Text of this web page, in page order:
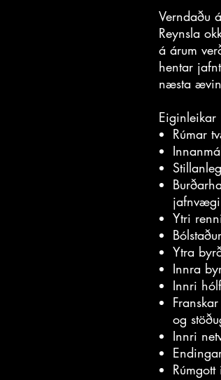
Verndaðu
Reynsla
á árum
hentar
næsta
Eiginleikar
Rúmar
Ytri
Ytra
Innra
Innri
og
Innri